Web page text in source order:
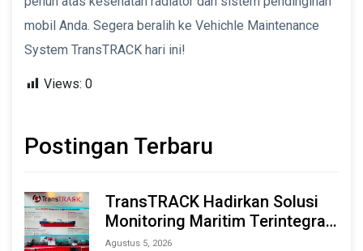
mobil Anda. Segera beralih ke Vehichle Maintenance
System TransTRACK hari ini!
Views: 0
Postingan Terbaru
TransTRACK Hadirkan Solusi
Monitoring Maritim Terintegrasi
Berbasis AI & IoT di Indonesia
Agustus 5, 2026